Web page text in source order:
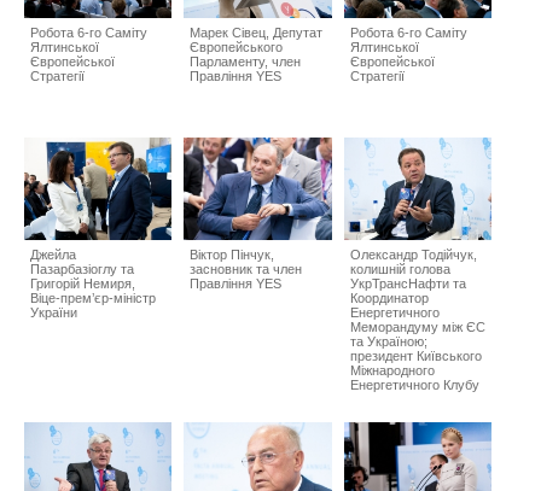
Робота 6-го Саміту
Ялтинської
Європейської
Стратегії
Марек Сівец, Депутат
Європейського
Парламенту, член
Правління YES
Робота 6-го Саміту
Ялтинської
Європейської
Стратегії
Джейла
Пазарбазіоглу та
Григорій Немиря,
Віце-прем’єр-міністр
України
Віктор Пінчук,
засновник та член
Правління YES
Олександр Тодійчук,
колишній голова
УкрТрансНафти та
Координатор
Енергетичного
Меморандуму між ЄС
та Україною;
президент Київського
Міжнародного
Енергетичного Клубу